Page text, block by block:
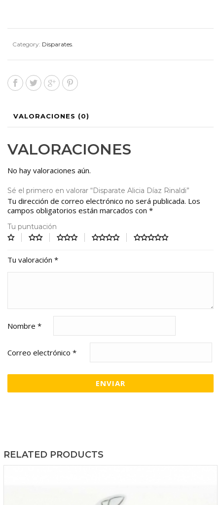
Category: Disparates.
VALORACIONES (0)
VALORACIONES
No hay valoraciones aún.
Sé el primero en valorar “Disparate Alicia Díaz Rinaldi”
Tu dirección de correo electrónico no será publicada. Los
campos obligatorios están marcados con *
Tu puntuación
Tu valoración *
Nombre *
Correo electrónico *
RELATED PRODUCTS